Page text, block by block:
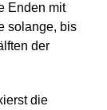
Enden mit
solange, bis
der
die